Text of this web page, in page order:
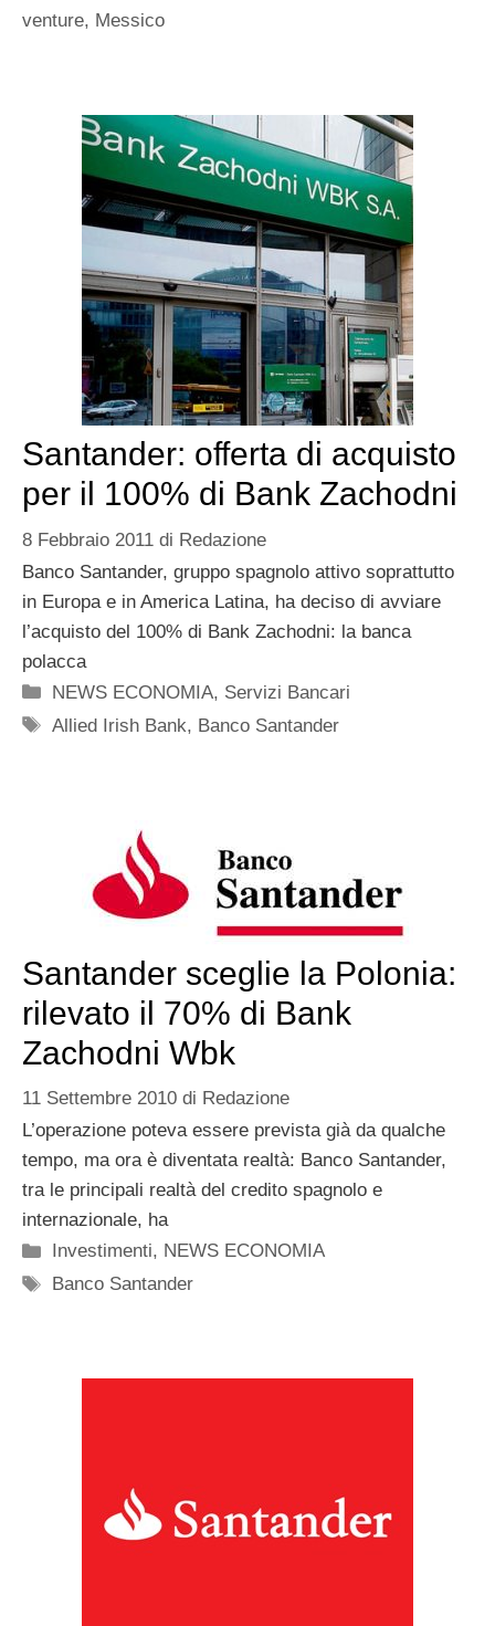
venture, Messico
Santander: offerta di acquisto
per il 100% di Bank Zachodni
8 Febbraio 2011 di Redazione
Banco Santander, gruppo spagnolo attivo soprattutto
in Europa e in America Latina, ha deciso di avviare
l’acquisto del 100% di Bank Zachodni: la banca
polacca
Categorie
NEWS ECONOMIA, Servizi Bancari
Tag
Allied Irish Bank, Banco Santander
Santander sceglie la Polonia:
rilevato il 70% di Bank
Zachodni Wbk
11 Settembre 2010 di Redazione
L’operazione poteva essere prevista già da qualche
tempo, ma ora è diventata realtà: Banco Santander,
tra le principali realtà del credito spagnolo e
internazionale, ha
Categorie
Investimenti, NEWS ECONOMIA
Tag
Banco Santander